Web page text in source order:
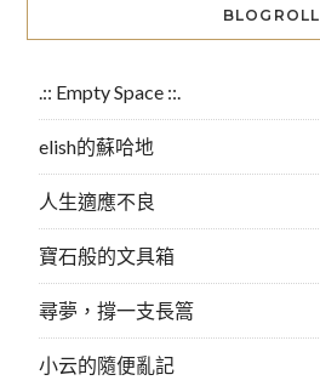
BLOGROLL
.:: Empty Space ::.
elish的蘇哈地
人生適應不良
寶石般的文具箱
尋夢，撐一支長篙
小云的隨便亂記